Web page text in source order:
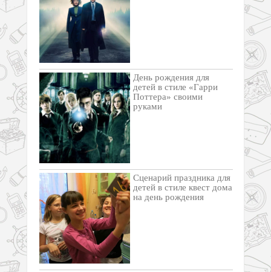
День рождения для
детей в стиле «Гарри
Поттера» своими
руками
Cценарий праздника для
детей в стиле квест дома
на день рождения